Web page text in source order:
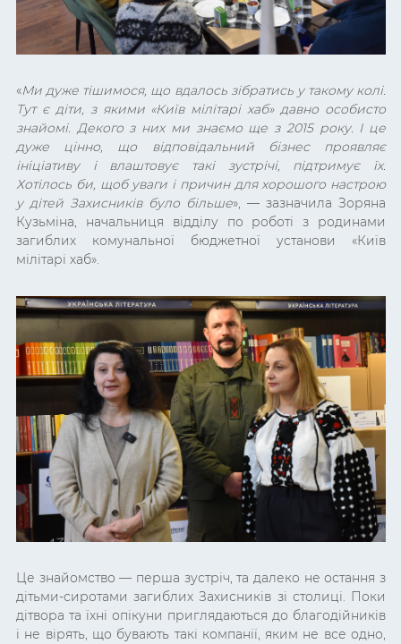
«Ми дуже тішимося, що вдалось зібратись у такому колі.
Тут є діти, з якими «Київ мілітарі хаб» давно особисто
знайомі. Декого з них ми знаємо ще з 2015 року. І це
дуже цінно, що відповідальний бізнес проявляє
ініціативу і влаштовує такі зустрічі, підтримує їх.
Хотілось би, щоб уваги і причин для хорошого настрою
у дітей Захисників було більше», — зазначила Зоряна
Кузьміна, начальниця відділу по роботі з родинами
загиблих комунальної бюджетної установи «Київ
мілітарі хаб».
Це знайомство— перша зустріч, та далеко не остання з
дітьми-сиротами загиблих Захисників зі столиці. Поки
дітвора та їхні опікуни приглядаються до благодійників
і не вірять, що бувають такі компанії, яким не все одно,